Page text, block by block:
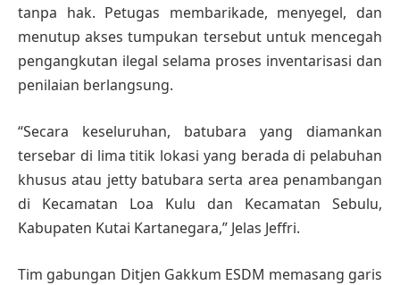
tanpa hak. Petugas membarikade, menyegel, dan
menutup akses tumpukan tersebut untuk mencegah
pengangkutan ilegal selama proses inventarisasi dan
penilaian berlangsung.
“Secara keseluruhan, batubara yang diamankan
tersebar di lima titik lokasi yang berada di pelabuhan
khusus atau jetty batubara serta area penambangan
di Kecamatan Loa Kulu dan Kecamatan Sebulu,
Kabupaten Kutai Kartanegara,” Jelas Jeffri.
Tim gabungan Ditjen Gakkum ESDM memasang garis